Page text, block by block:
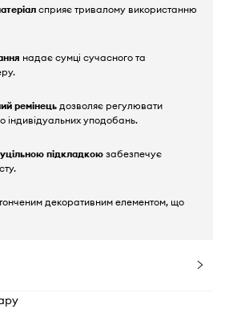
сприяє тривалому використанню
надає сумці сучасного та
ремінець дозволяє регулювати
індивідуальних уподобань.
підкладкою забезпечує
декоративним елементом, що